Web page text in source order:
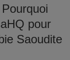
pour
Saoudite